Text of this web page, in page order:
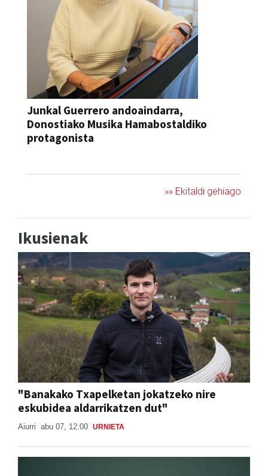
Junkal Guerrero andoaindarra,
Donostiako Musika Hamabostaldiko
protagonista
»» Ekitaldi gehiago
Ikusienak
"Banakako Txapelketan jokatzeko nire
eskubidea aldarrikatzen dut"
Aiurri abu 07, 12:00 URNIETA